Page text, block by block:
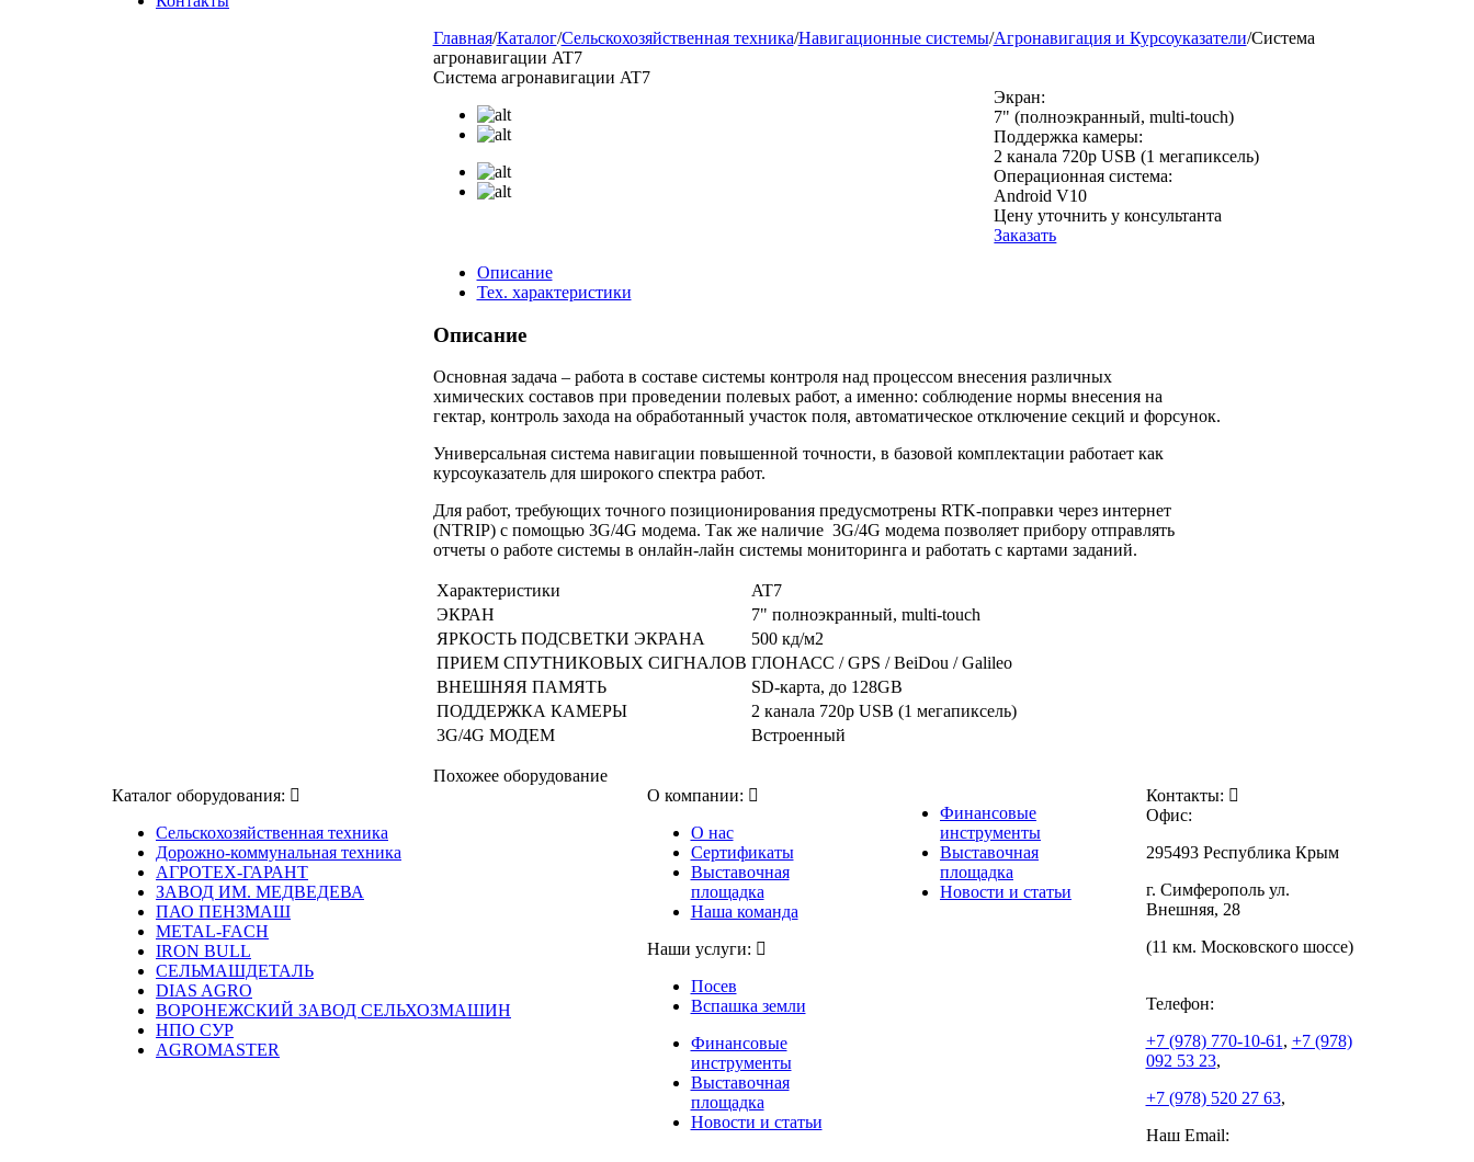
Главная/Каталог/Сельскохозяйственная техника/Навигационные системы/Агронавигация и Курсоуказатели/Система
агронавигации AT7
Система агронавигации AT7
Экран:
7" (полноэкранный, multi-touch)
Поддержка камеры:
2 канала 720p USB (1 мегапиксель)
Операционная система:
Android V10
Цену уточнить у консультанта
Заказать
Описание
Тех. характеристики
Описание
Основная задача – работа в составе системы контроля над процессом внесения различных
химических составов при проведении полевых работ, а именно: соблюдение нормы внесения на
гектар, контроль захода на обработанный участок поля, автоматическое отключение секций и форсунок.
Универсальная система навигации повышенной точности, в базовой комплектации работает как
курсоуказатель для широкого спектра работ.
Для работ, требующих точного позиционирования предусмотрены RTK-поправки через интернет
(NTRIP) c помощью 3G/4G модема. Так же наличие 3G/4G модема позволяет прибору отправлять
отчеты о работе системы в онлайн-лайн системы мониторинга и работать с картами заданий.
Характеристики
AT7
ЭКРАН
7" полноэкранный, multi-touch
ЯРКОСТЬ ПОДСВЕТКИ ЭКРАНА
500 кд/м2
ПРИЕМ СПУТНИКОВЫХ СИГНАЛОВ ГЛОНАСС / GPS / BeiDou / Galileo
ВНЕШНЯЯ ПАМЯТЬ
SD-карта, до 128GB
ПОДДЕРЖКА КАМЕРЫ
2 канала 720p USB (1 мегапиксель)
3G/4G МОДЕМ
Встроенный
Похожее оборудование
Каталог оборудования:
Сельскохозяйственная техника
Дорожно-коммунальная техника
АГРОТЕХ-ГАРАНТ
ЗАВОД ИМ. МЕДВЕДЕВА
ПАО ПЕНЗМАШ
METAL-FACH
IRON BULL
СЕЛЬМАШДЕТАЛЬ
DIAS AGRO
ВОРОНЕЖСКИЙ ЗАВОД СЕЛЬХОЗМАШИН
НПО СУР
AGROMASTER
О компании:
О нас
Сертификаты
Выставочная
площадка
Наша команда
Наши услуги:
Посев
Вспашка земли
Финансовые
инструменты
Выставочная
площадка
Новости и статьи
Финансовые
инструменты
Выставочная
площадка
Новости и статьи
Контакты:
Офис:
295493 Республика Крым
г. Симферополь ул.
Внешняя, 28
(11 км. Московского шоссе)
Телефон:
+7 (978) 770-10-61, +7 (978)
092 53 23,
+7 (978) 520 27 63,
Наш Email: